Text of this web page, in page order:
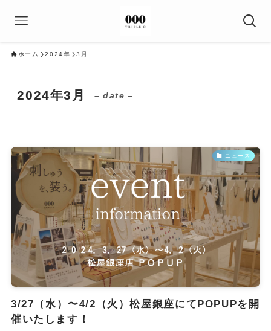
ホーム 2024年 3月
2024年3月 – date –
ニュース
3/27（水）〜4/2（火）松屋銀座にてPOPUPを開
催いたします！